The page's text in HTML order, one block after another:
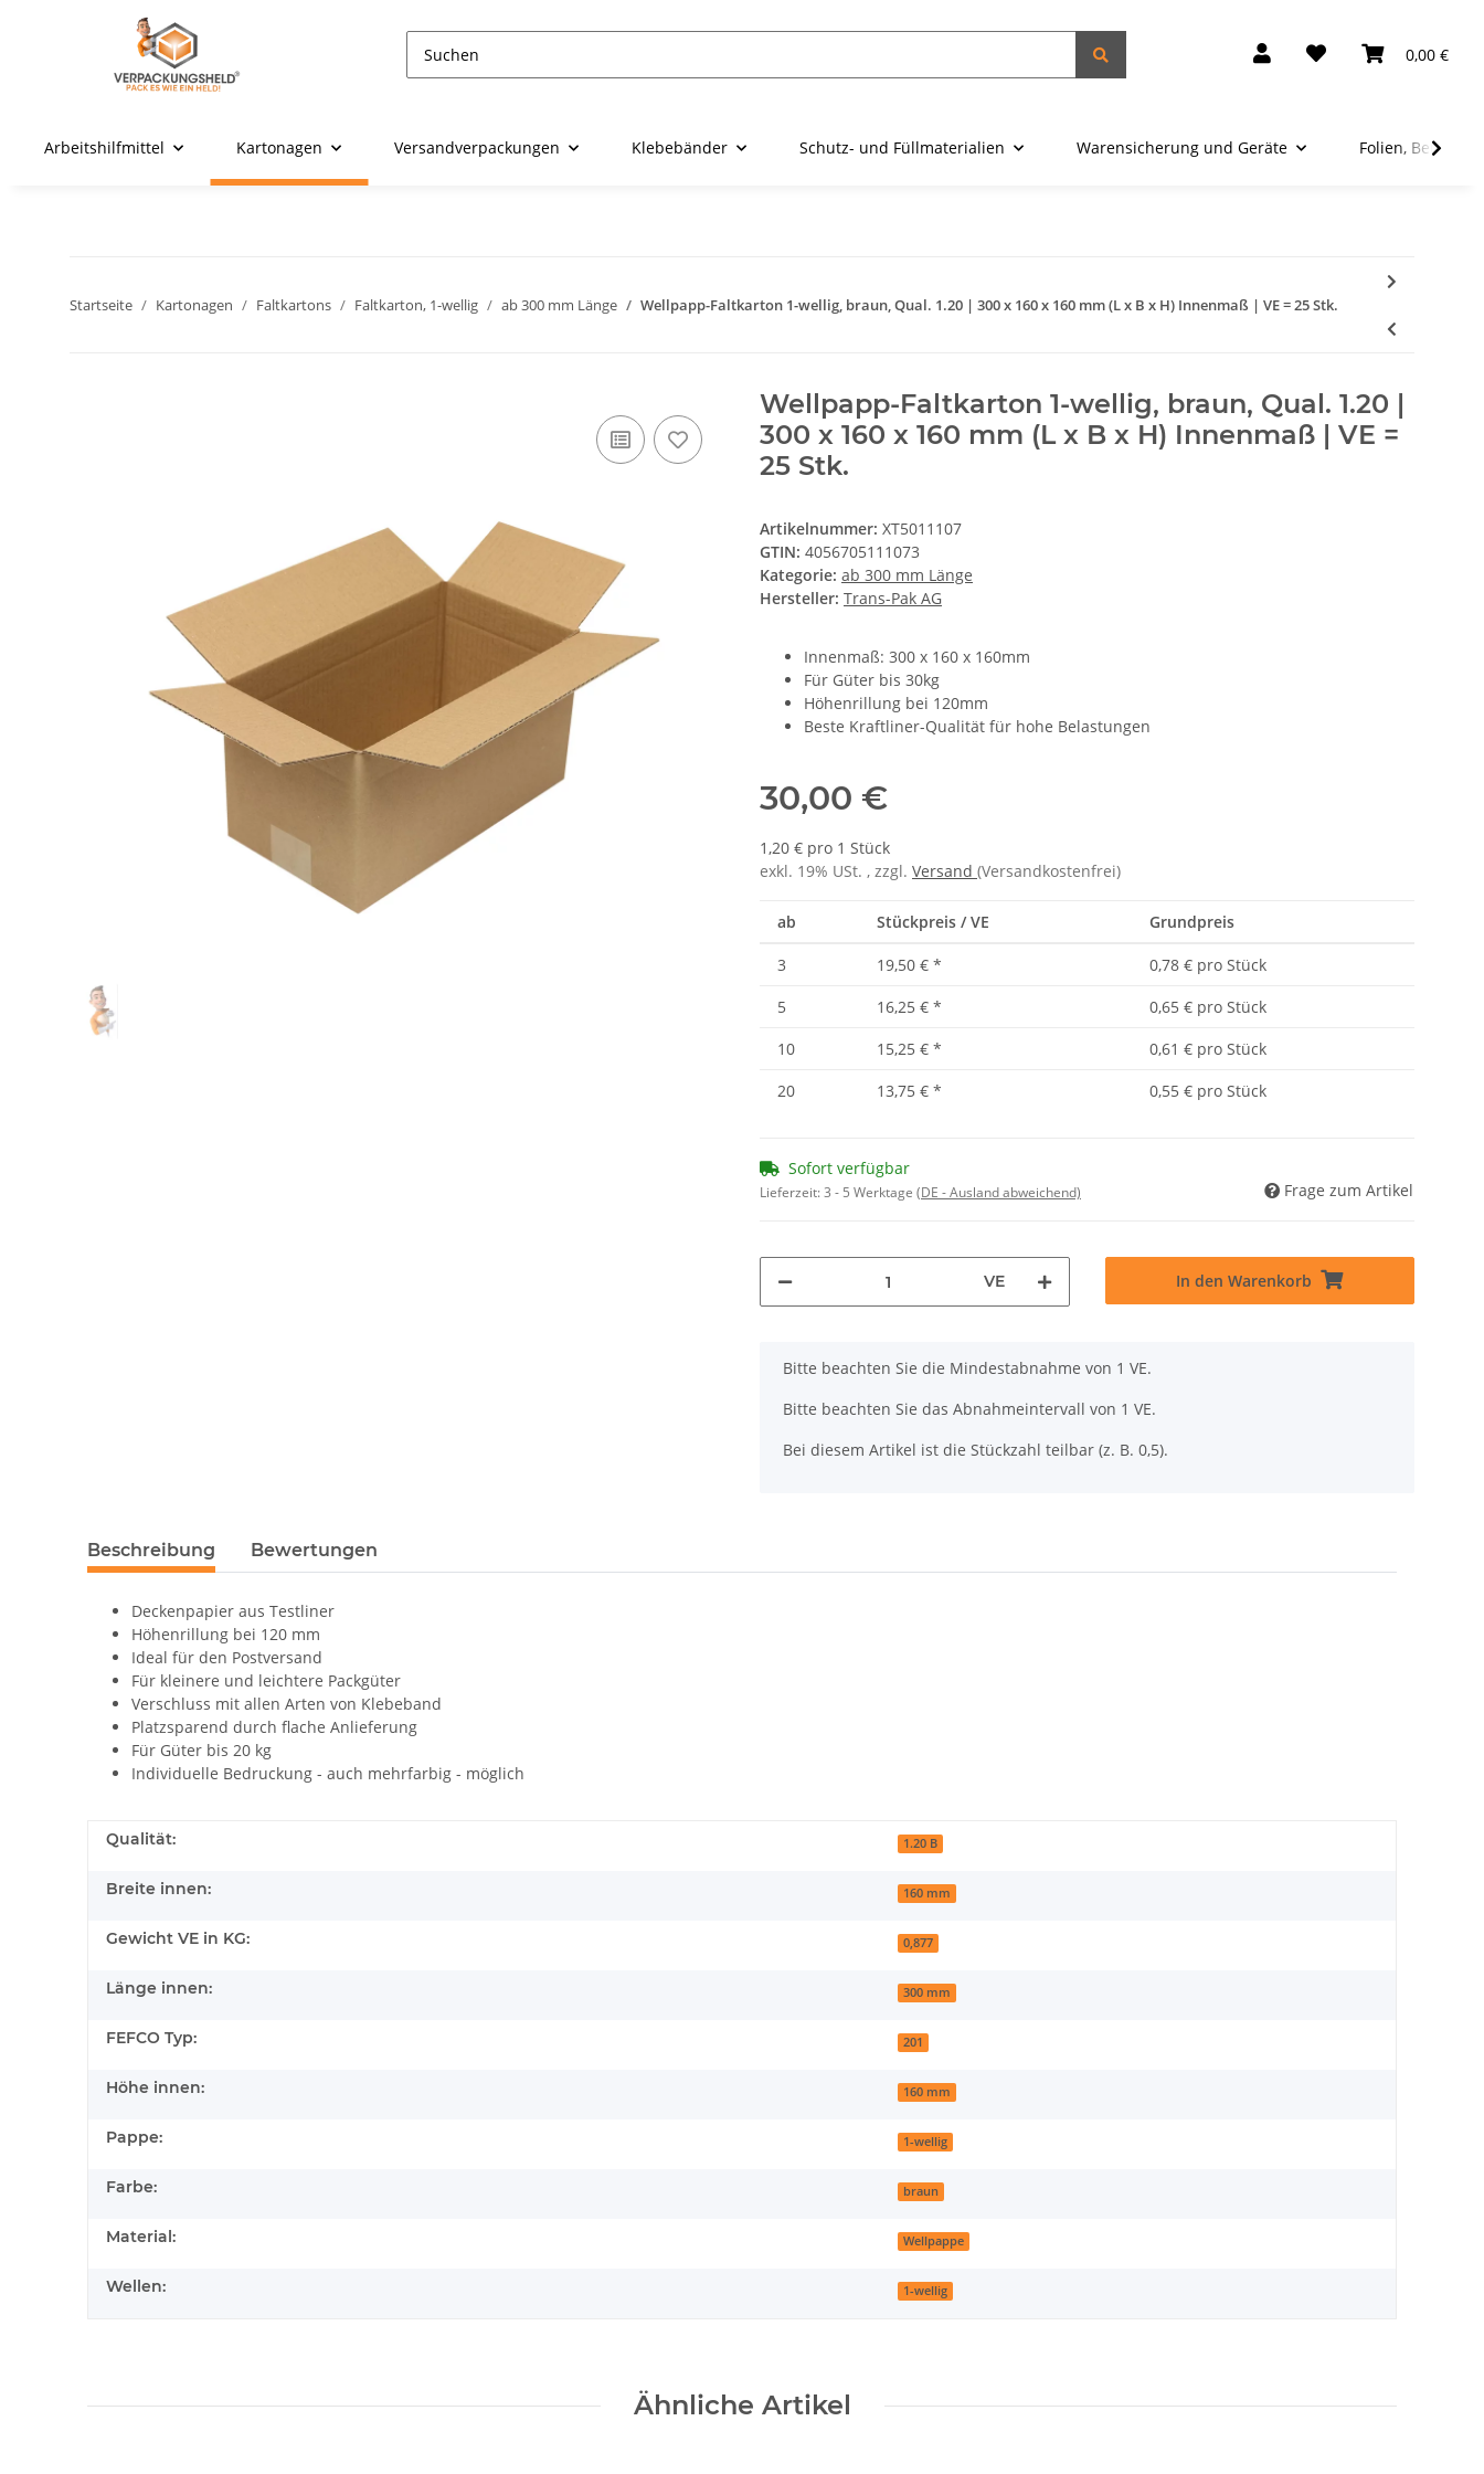
0,00 €
Arbeitshilfmittel Kartonagen Versandverpackungen Klebebänder Schutz- und Füllmaterialien Warensicherung und Geräte Folien, Beutel
Startseite Kartonagen Faltkartons Faltkarton, 1-wellig ab 300 mm Länge Wellpapp-Faltkarton 1-wellig, braun, Qual. 1.20 | 300 x 160 x 160 mm (L x B x H) Innenmaß | VE = 25 Stk.
Wellpapp-Faltkarton 1-wellig, braun, Qual. 1.20 |
300 x 160 x 160 mm (L x B x H) Innenmaß | VE =
25 Stk.
Artikelnummer: XT5011107
GTIN: 4056705111073
Kategorie: ab 300 mm Länge
Hersteller: Trans-Pak AG
Innenmaß: 300 x 160 x 160mm
Für Güter bis 30kg
Höhenrillung bei 120mm
Beste Kraftliner-Qualität für hohe Belastungen
30,00 €
1,20 € pro 1 Stück
exkl. 19% USt. , zzgl. Versand (Versandkostenfrei)
ab Stückpreis / VE Grundpreis
3 19,50 € *
0,78 € pro Stück
5
16,25 € *
0,65 € pro Stück
10
15,25 € *
0,61 € pro Stück
20
13,75 € * 0,55 € pro Stück
Sofort verfügbar
Lieferzeit:3 - 5 Werktage (DE - Ausland abweichend) Frage zum Artikel
VE In den Warenkorb
x
Bitte beachten Sie die Mindestabnahme von 1 VE.
Bitte beachten Sie das Abnahmeintervall von 1 VE.
Bei diesem Artikel ist die Stückzahl teilbar (z. B. 0,5).
Beschreibung Bewertungen
Deckenpapier aus Testliner
Höhenrillung bei 120 mm
Ideal für den Postversand
Für kleinere und leichtere Packgüter
Verschluss mit allen Arten von Klebeband
Platzsparend durch flache Anlieferung
Für Güter bis 20 kg
Individuelle Bedruckung - auch mehrfarbig - möglich
Qualität: 1.20 B
Breite innen: 160 mm
Gewicht VE in KG: 0,877
Länge innen: 300 mm
FEFCO Typ: 201
Höhe innen: 160 mm
Pappe: 1-wellig
Farbe: braun
Material: Wellpappe
Wellen: 1-wellig
Ähnliche Artikel